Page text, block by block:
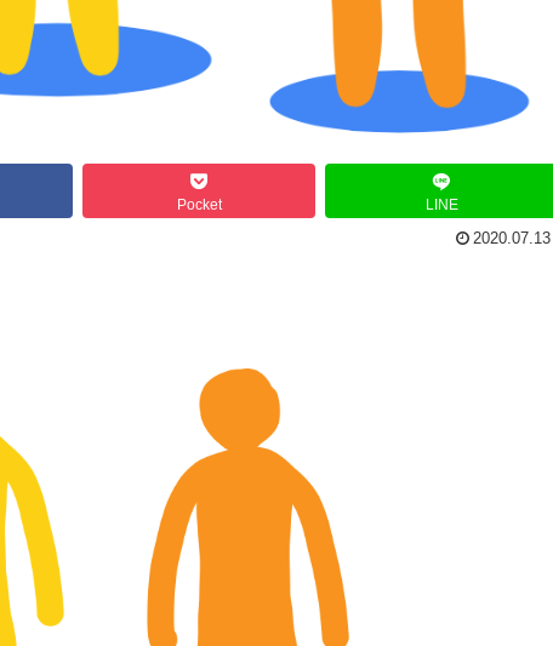
Pocket LINE
2020.07.13